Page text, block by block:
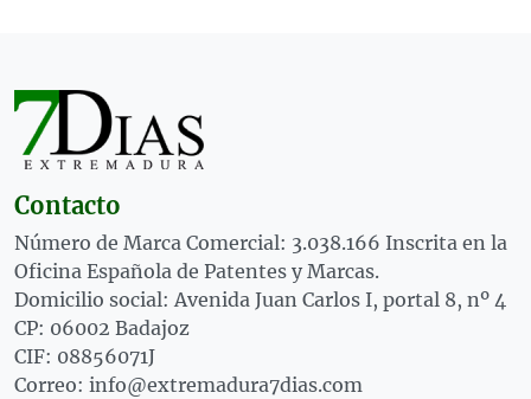
Contacto
Número de Marca Comercial: 3.038.166 Inscrita en la
Oficina Española de Patentes y Marcas.
Domicilio social: Avenida Juan Carlos I, portal 8, nº 4
CP: 06002 Badajoz
CIF: 08856071J
Correo: info@extremadura7dias.com